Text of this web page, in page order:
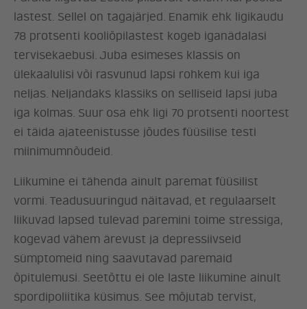
lastest. Sellel on tagajärjed. Enamik ehk ligikaudu
78 protsenti kooliõpilastest kogeb iganädalasi
tervisekaebusi. Juba esimeses klassis on
ülekaalulisi või rasvunud lapsi rohkem kui iga
neljas. Neljandaks klassiks on selliseid lapsi juba
iga kolmas. Suur osa ehk ligi 70 protsenti noortest
ei täida ajateenistusse jõudes füüsilise testi
miinimumnõudeid.
Liikumine ei tähenda ainult paremat füüsilist
vormi. Teadusuuringud näitavad, et regulaarselt
liikuvad lapsed tulevad paremini toime stressiga,
kogevad vähem ärevust ja depressiivseid
sümptomeid ning saavutavad paremaid
õpitulemusi. Seetõttu ei ole laste liikumine ainult
spordipoliitika küsimus. See mõjutab tervist,